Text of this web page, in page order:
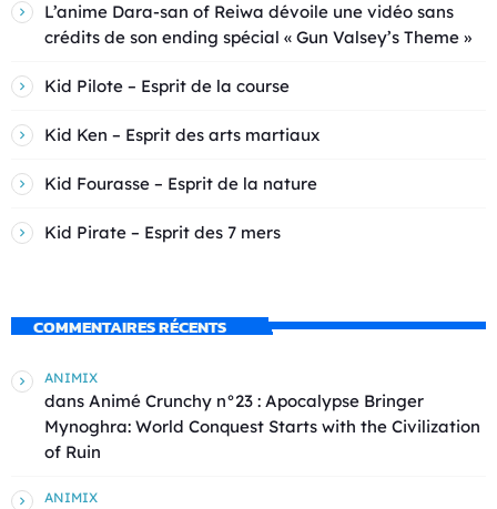
L’anime Dara-san of Reiwa dévoile une vidéo sans
crédits de son ending spécial « Gun Valsey’s Theme »
Kid Pilote – Esprit de la course
Kid Ken – Esprit des arts martiaux
Kid Fourasse – Esprit de la nature
Kid Pirate – Esprit des 7 mers
COMMENTAIRES RÉCENTS
ANIMIX
dans Animé Crunchy n°23 : Apocalypse Bringer
Mynoghra: World Conquest Starts with the Civilization
of Ruin
ANIMIX